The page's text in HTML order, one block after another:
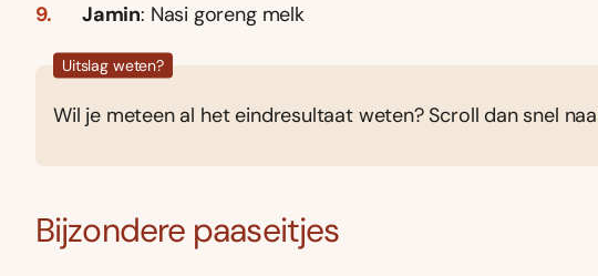
Jamin: Nasi goreng melk
Uitslag weten?
Wil je meteen al het eindresultaat weten? Scroll dan snel
Bijzondere paaseitjes